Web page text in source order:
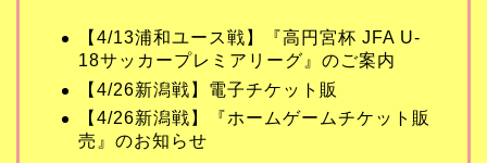
【4/13浦和ユース戦】『高円宮杯 JFA U-
18サッカープレミアリーグ』のご案内
【4/26新潟戦】電子チケット販
【4/26新潟戦】『ホームゲームチケット販
売』のお知らせ